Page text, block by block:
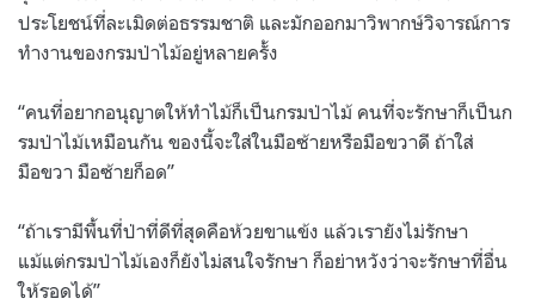
ประโยชน์ที่ละเมิดต่อธรรมชาติ และมักออกมาวิพากษ์วิจารณ์การ
ทำงานของกรมป่าไม้อยู่หลายครั้ง
“คนที่อยากอนุญาตให้ทำไม้ก็เป็นกรมป่าไม้ คนที่จะรักษาก็เป็นก
รมป่าไม้เหมือนกัน ของนี้จะใส่ในมือซ้ายหรือมือขวาดี ถ้าใส่
มือขวา มือซ้ายก็อด”
“ถ้าเรามีพื้นที่ป่าที่ดีที่สุดคือห้วยขาแข้ง แล้วเรายังไม่รักษา
แม้แต่กรมป่าไม้เองก็ยังไม่สนใจรักษา ก็อย่าหวังว่าจะรักษาที่อื่น
ให้รอดได้”